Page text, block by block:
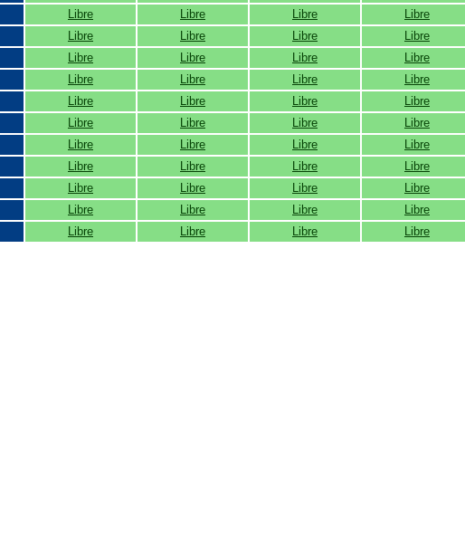
Libre Libre Libre Libre
Libre Libre Libre Libre
Libre Libre Libre Libre
Libre Libre Libre Libre
Libre Libre Libre Libre
Libre Libre Libre Libre
Libre Libre Libre Libre
Libre Libre Libre Libre
Libre Libre Libre Libre
Libre Libre Libre Libre
Libre Libre Libre Libre